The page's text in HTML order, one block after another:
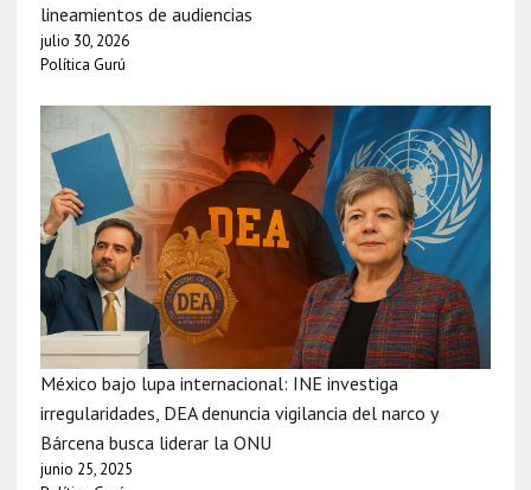
lineamientos de audiencias
julio 30, 2026
Política Gurú
México bajo lupa internacional: INE investiga
irregularidades, DEA denuncia vigilancia del narco y
Bárcena busca liderar la ONU
junio 25, 2025